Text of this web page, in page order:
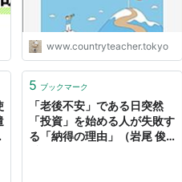
www.countryteacher.tokyo
5 ブックマーク
「老後不安」である日突然
「投資」を始める人が失敗す
る「納得の理由」（岩尾 俊